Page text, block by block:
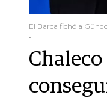
El Barca fichó a
.